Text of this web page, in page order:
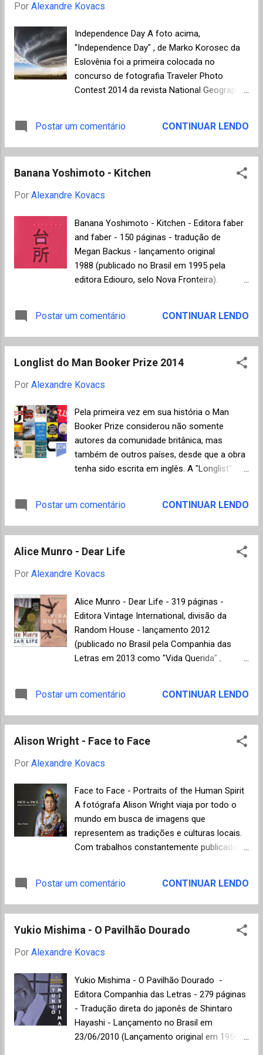
a escolha dos melhores romances será bem
difícil, mas a minha recomendação, de leitor
para leitor, é apostar em Flavio Cafiero, um
autor que ainda será indicado para muitos
outros prêmios (clique aqui para ler a
finalistas das categorias de romance,
do Prêmio Jabuti: Ro...
Por Alexandre Kovacs
Independence Day A foto acima,
"Independence Day" , de Marko Korosec da
Eslovênia foi a primeira colocada no
concurso de fotografia Traveler Photo
Contest 2014 da revista National Geographic
de tempestade com a forma de nave
espacial, tirada no Colorado, EUA, em 28 de
imagem acima, do fotógrafo Sean Hacker
Teper, ganhou o prêmio de Honra ao Mérito,
balanço enquanto olha para o vulcão Monte
Tungurahua em Banos, Equador, no
momento da erupção. A foto levou o título
sugestivo de "End of the World" . A well
earned rest in the Sahara Evan Cole também
ganhou o prêmio de Honra ao Mérito com a
pleno deserto do Saara. Um merecido
Tadrat.
Postar um comentário CONTINUAR LENDO
Banana Yoshimoto - Kitchen
Por Alexandre Kovacs
Banana Yoshimoto - Kitchen - Editora faber
and faber - 150 páginas - tradução de
Megan Backus - lançamento original
1988 (publicado no Brasil em 1995 pela
editora Ediouro, selo Nova Fronteira).
do filósofo e poeta Takaaki Yoshimoto. Ela
soube utilizar com inteligência as
romances para falar dos problemas da
responsáveis pela divulgação da literatura
contemporânea japonesa. A autora ainda é
pouco conhecida no Brasil, dela a Editora
Estação Liberdade já lançou "Tsugumi" ,
tradução de Lica Hashimoto (ler aqui
meiro livro de Yoshimoto e foi traduzido e
Fronteira, mas está fora de catálogo
atualmente. Banana Yoshimoto começou a
Postar um comentário CONTINUAR LENDO
Longlist do Man Booker Prize 2014
Por Alexandre Kovacs
Pela primeira vez em sua história o Man
Booker Prize considerou não somente
autores da comunidade britânica, mas
também de outros países, desde que a obra
tenha sido escrita em inglês. A "Longlist"
seis britânicos e dois irlandeses. Segue
abaixo a relação dos romances
detalhes seguir os links para a Organização
Man Booker Prize. "To rise again at a decent
to the deep north", Richard Flanagan
(Austrália) "We are all completely beside
ourselves", Karen Joy Fowler (EUA) "The
blazing world", Siri Hustvedt (EUA) "J",
Howard Jacobson (Reino Unido) "The wake",
lives of others", Neel Mukherjee (Reino
Postar um comentário CONTINUAR LENDO
Alice Munro - Dear Life
Por Alexandre Kovacs
Alice Munro - Dear Life - 319 páginas -
Editora Vintage International, divisão da
Random House - lançamento 2012
(publicado no Brasil pela Companhia das
Letras em 2013 como "Vida Querida" ,
encontrar paralelo na literatura
contemporânea para o trabalho da
literatura 2013. Ela já lançou várias
Canadá, inspiradas na vida de gente comum,
mas nem por isso de simples entendimento
(como a vida nunca é). Na verdade, seus
textos são densos, não lineares, com pouca
ação narrativa e foco na construção
inusitadas. Dear Life , segundo a própria
reunindo alguns contos publicados em
revistas literárias especializadas como:
Postar um comentário CONTINUAR LENDO
Alison Wright - Face to Face
Por Alexandre Kovacs
Face to Face - Portraits of the Human Spirit
A fotógrafa Alison Wright viaja por todo o
mundo em busca de imagens que
representem as tradições e culturas locais.
Com trabalhos constantemente publicados
referência na área de fotojornalismo. O seu
último livro Face to Face é focado na
seleção de retratos acumulados ao longo de
sua carreira. Para conhecer mais de Alison
do facebook. Fotos de Alison Wright
Postar um comentário CONTINUAR LENDO
Yukio Mishima - O Pavilhão Dourado
Por Alexandre Kovacs
Yukio Mishima - O Pavilhão Dourado -
Editora Companhia das Letras - 279 páginas
- Tradução direta do japonês de Shintaro
Hayashi - Lançamento no Brasil em
23/06/2010 (Lançamento original em 1956).